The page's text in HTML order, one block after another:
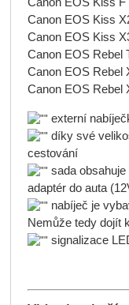
Canon EOS Kiss
Canon EOS Kiss
Canon EOS Rebel
Canon EOS Rebel
Canon EOS Rebel
externí
díky své
cestování
sada
adaptér do auta
nabíječ je
Nemůže tedy dojít
signalizace